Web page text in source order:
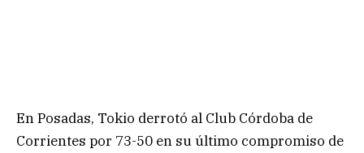
En Posadas, Tokio derrotó al Club Córdoba de
Corrientes por 73-50 en su último compromiso de